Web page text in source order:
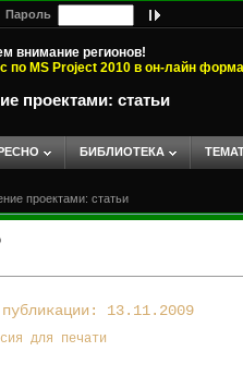
Пароль
внимание регионов!
по MS Project 2010 в он-лайн
проектами: статьи
БИБЛИОТЕКА
проектами: статьи
13.11.2009
для печати